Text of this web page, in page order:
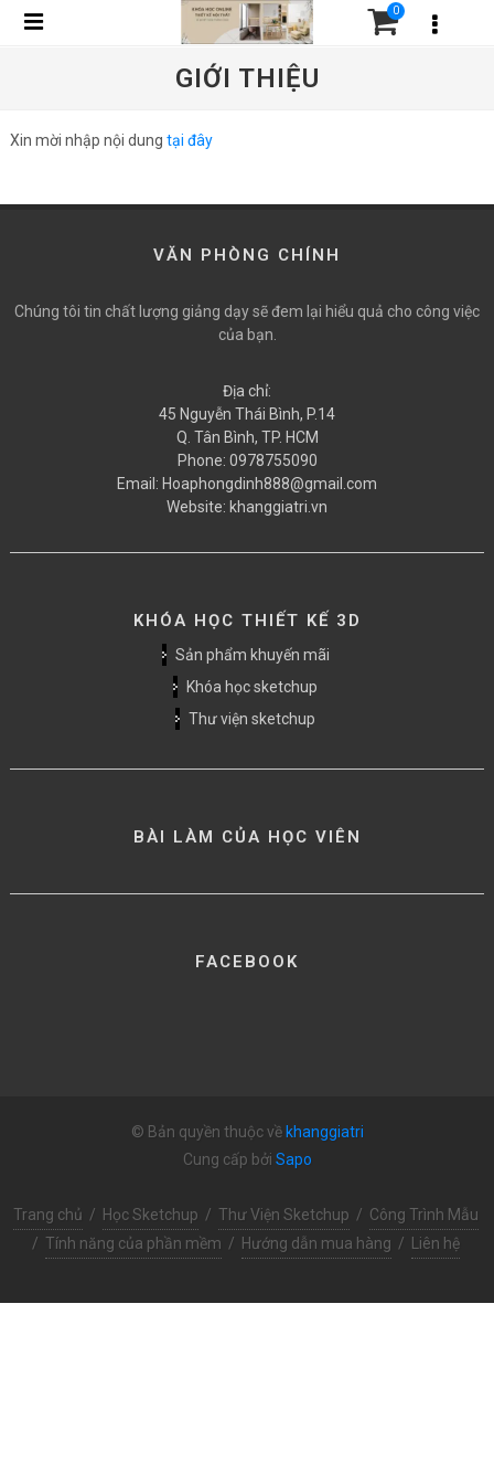
0
GIỚI THIỆU
Xin mời nhập nội dung tại đây
VĂN PHÒNG CHÍNH
Chúng tôi tin chất lượng giảng dạy sẽ đem lại hiểu quả cho công việc
của bạn.
Địa chỉ:
45 Nguyễn Thái Bình, P.14
Q. Tân Bình, TP. HCM
Phone: 0978755090
Email: Hoaphongdinh888@gmail.com
Website: khanggiatri.vn
KHÓA HỌC THIẾT KẾ 3D
Sản phẩm khuyến mãi
Khóa học sketchup
Thư viện sketchup
BÀI LÀM CỦA HỌC VIÊN
FACEBOOK
© Bản quyền thuộc về khanggiatri
Cung cấp bởi Sapo
Trang chủ / Học Sketchup / Thư Viện Sketchup / Công Trình Mẫu
/ Tính năng của phần mềm / Hướng dẫn mua hàng / Liên hệ